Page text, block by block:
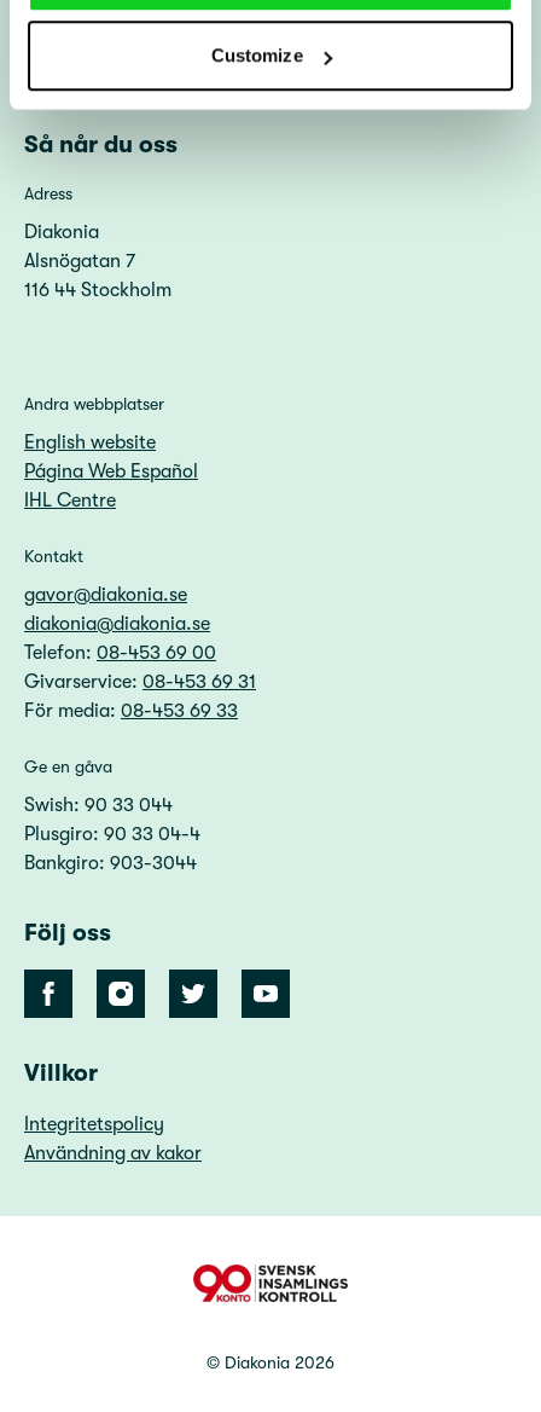
Customize
Aktuellt
Press och media
Så når du oss
Adress
Diakonia
Alsnögatan 7
116 44 Stockholm
Andra webbplatser
English website
Página Web Español
IHL Centre
Kontakt
gavor@diakonia.se
diakonia@diakonia.se
Telefon: 08-453 69 00
Givarservice: 08-453 69 31
För media: 08-453 69 33
Ge en gåva
Swish: 90 33 044
Plusgiro: 90 33 04-4
Bankgiro: 903-3044
Följ oss
Villkor
Integritetspolicy
Användning av kakor
90 Konto
© Diakonia 2026